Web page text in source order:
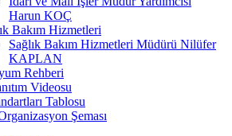
Harun KOÇ
Bakım Hizmetleri
Sağlık Bakım Hizmetleri Müdürü Nilüfer
KAPLAN
Rehberi
Videosu
Tablosu
Şeması